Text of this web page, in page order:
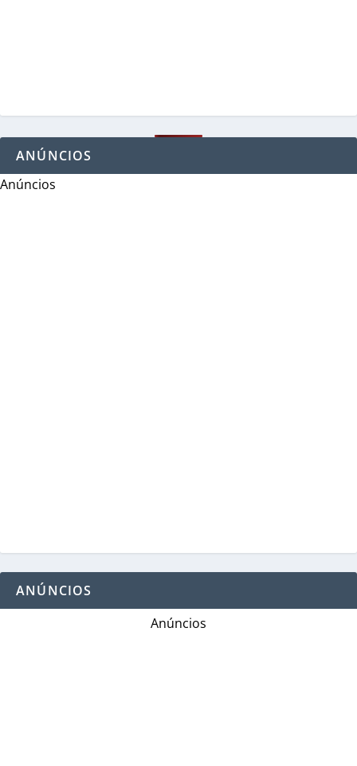
ANÚNCIOS
Anúncios
ANÚNCIOS
Anúncios